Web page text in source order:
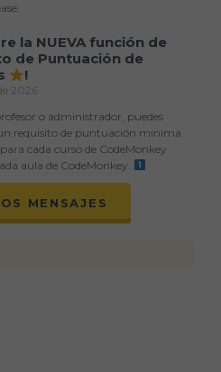
MENSAJES
la NUEVA función de
de Puntuación de
!
2026
o administrador, puedes
requisito de puntuación mínima
cada curso de CodeMonkey
aula de CodeMonkey.